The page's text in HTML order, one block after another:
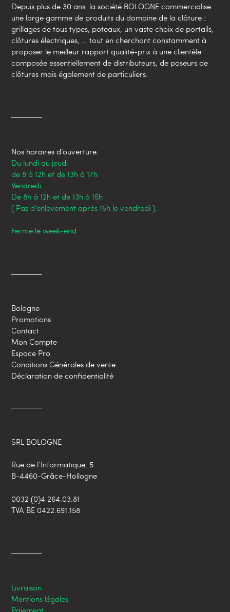
Depuis plus de 30 ans, la société BOLOGNE commercialise
une large gamme de produits du domaine de la clôture :
grillages de tous types, poteaux, un vaste choix de portails,
clôtures électriques, … tout en cherchant constamment à
proposer le meilleur rapport qualité-prix à une clientèle
composée essentiellement de distributeurs, de poseurs de
clôtures mais également de particuliers.
Nos horaires d’ouverture:
Du lundi au jeudi
de 8 à 12h et de 13h à 17h
Vendredi
De 8h à 12h et de 13h à 15h
( Pas d’enlevement après 15h le vendredi ).
Fermé le week-end
Bologne
Promotions
Contact
Mon Compte
Espace Pro
Conditions Générales de vente
Déclaration de confidentialité
SRL BOLOGNE
Rue de l’Informatique, 5
B-4460-Grâce-Hollogne
0032 (0)4 264.03.81
TVA BE 0422.691.158
Livraison
Mentions légales
Paiement